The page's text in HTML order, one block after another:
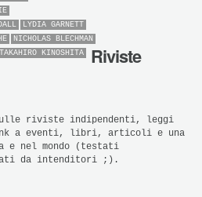
LYDIA GARNETT
NICHOLAS BLECHMAN
TAKAHIRO KINOSHITA
Riviste
riviste indipendenti, leggi
a eventi, libri, articoli e una
nel mondo (testati
da intenditori ;).